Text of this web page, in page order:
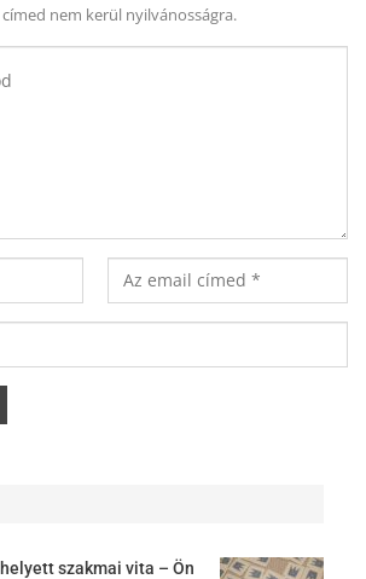
címed nem kerül nyilvánosságra.
szakmai vita – Ön